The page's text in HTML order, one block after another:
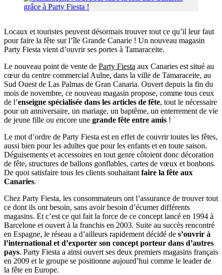
Locaux et touristes peuvent désormais trouver tout ce qu’il leur faut
pour faire la fête sur l’île Grande Canarie ! Un nouveau magasin
Party Fiesta vient d’ouvrir ses portes à Tamaraceite.
Le nouveau point de vente de Party Fiesta aux Canaries est situé au
cœur du centre commercial Aulne, dans la ville de Tamaraceite, au
Sud Ouest de Las Palmas de Gran Canaria. Ouvert depuis la fin du
mois de novembre, ce nouveau magasin propose, comme tous ceux
de l’enseigne spécialisée dans les articles de fête, tout le nécessaire
pour un anniversaire, un mariage, un baptême, un enterrement de vie
de jeune fille ou encore une grande fête entre amis !
Le mot d’ordre de Party Fiesta est en effet de couvrir toutes les fêtes,
aussi bien pour les adultes que pour les enfants et en toute saison.
Déguisements et accessoires en tout genre côtoient donc décoration
de fête, structures de ballons gonflables, cartes de vœux et bonbons.
De quoi satisfaire tous les clients souhaitantfaire la fête aux
Canaries.
Chez Party Fiesta, les consommateurs ont l’assurance de trouver tout
ce dont ils ont besoin, sans avoir besoin d’écumer différents
magasins. Et c’est ce qui fait la force de ce concept lancé en 1994 à
Barcelone et ouvert à la franchis en 2003. Suite au succès rencontré
en Espagne, le réseau a d’ailleurs rapidement décidé de s’ouvrir à
l’international et d’exporter son concept porteur dans d’autres
pays. Party Fiesta a ainsi ouvert ses deux premiers magasins français
en 2009 et le groupe se positionne aujourd’hui comme le leader de
la fête en Europe.